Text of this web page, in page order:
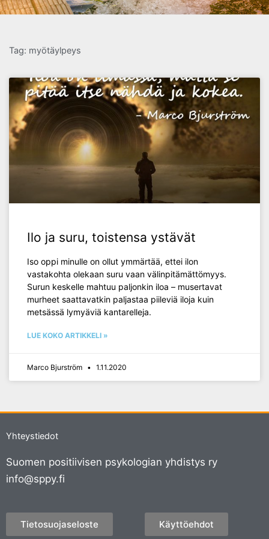
Tag: myötäylpeys
Ilo ja suru, toistensa ystävät
Iso oppi minulle on ollut ymmärtää, ettei ilon
vastakohta olekaan suru vaan välinpitämättömyys.
Surun keskelle mahtuu paljonkin iloa – musertavat
murheet saattavatkin paljastaa piileviä iloja kuin
metsässä lymyäviä kantarelleja.
LUE KOKO ARTIKKELI »
Marco Bjurström 1.11.2020
Yhteystiedot
Suomen positiivisen psykologian yhdistys ry
info@sppy.fi
Tietosuojaseloste Käyttöehdot